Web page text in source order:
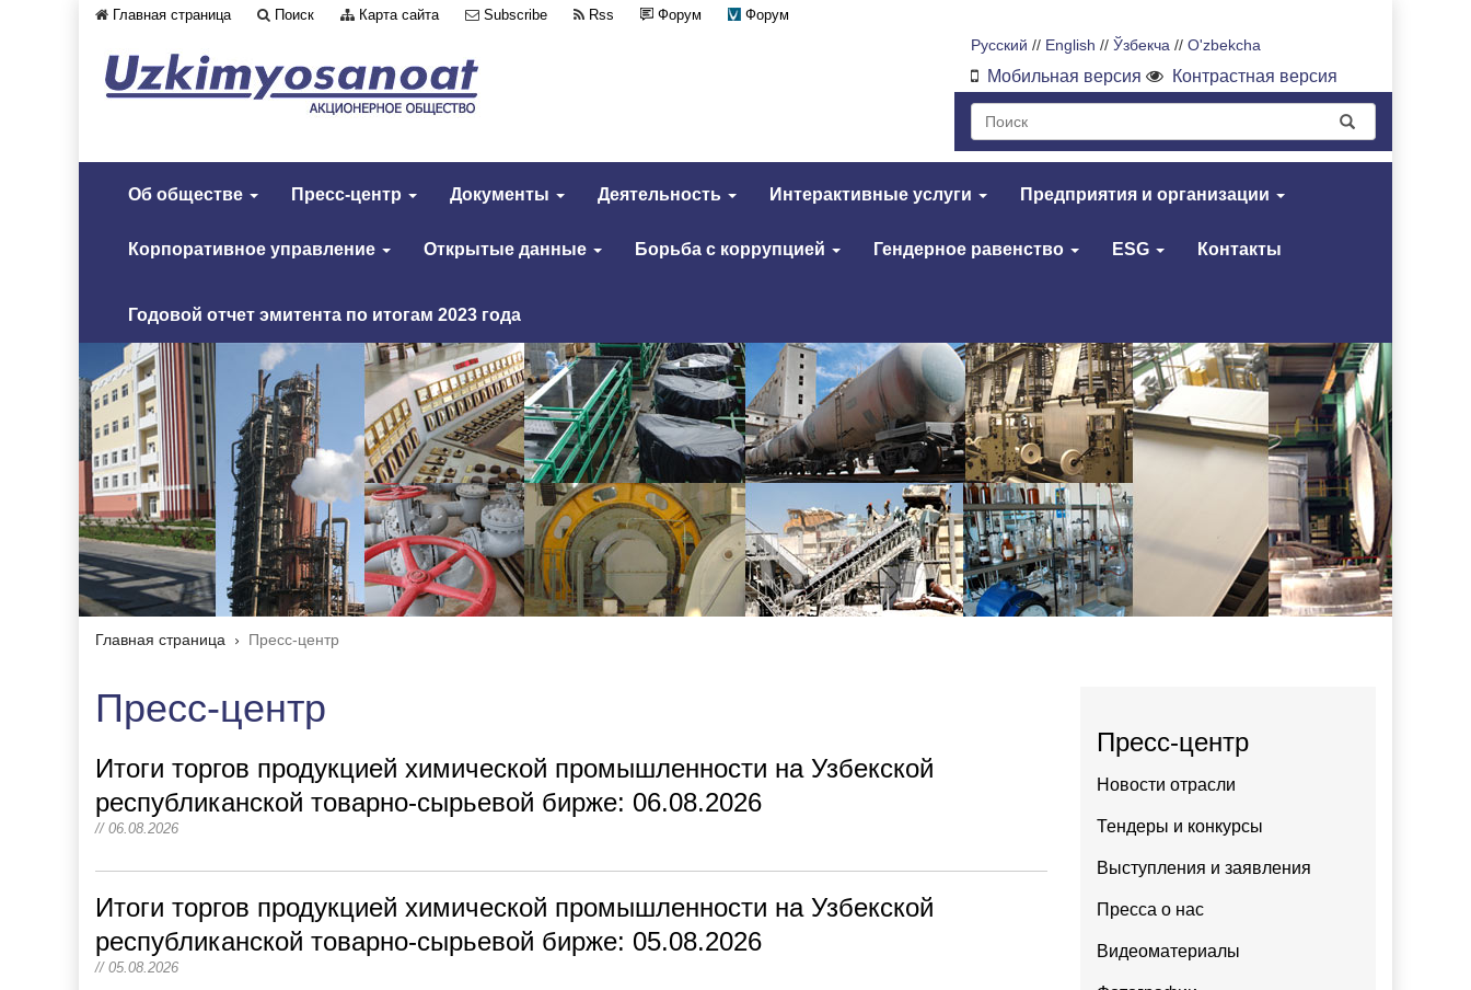
Главная страница Поиск Карта сайта Subscribe Rss Форум
Форум
Русский // English // Ўзбекча // O'zbekcha
Мобильная версия Контрастная версия
Об обществе Пресс-центр Документы Деятельность Интерактивные услуги Предприятия и организации
Корпоративное управление Открытые данные Борьба с коррупцией Гендерное равенство ESG Контакты
Годовой отчет эмитента по итогам 2023 года
Главная страница Пресс-центр
Пресс-центр
Итоги торгов продукцией химической промышленности на Узбекской
республиканской товарно-сырьевой бирже: 06.08.2026
// 06.08.2026
Итоги торгов продукцией химической промышленности на Узбекской
республиканской товарно-сырьевой бирже: 05.08.2026
// 05.08.2026
Пресс-центр
Новости отрасли
Тендеры и конкурсы
Выступления и заявления
Пресса о нас
Видеоматериалы